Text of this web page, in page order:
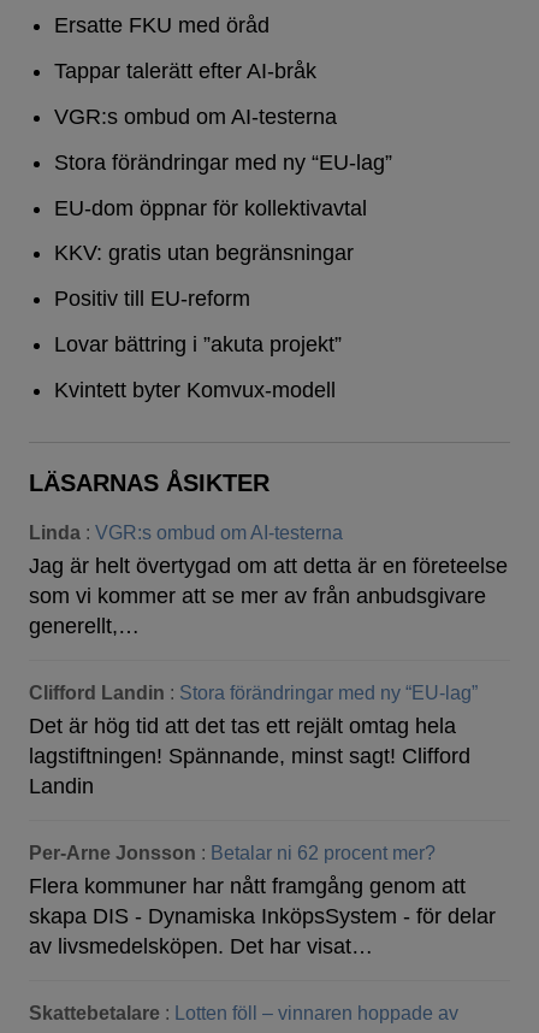
Ersatte FKU med öråd
Tappar talerätt efter AI-bråk
VGR:s ombud om AI-testerna
Stora förändringar med ny “EU-lag”
EU-dom öppnar för kollektivavtal
KKV: gratis utan begränsningar
Positiv till EU-reform
Lovar bättring i ”akuta projekt”
Kvintett byter Komvux-modell
LÄSARNAS ÅSIKTER
Linda : VGR:s ombud om AI-testerna
Jag är helt övertygad om att detta är en företeelse
som vi kommer att se mer av från anbudsgivare
generellt,…
Clifford Landin : Stora förändringar med ny “EU-lag”
Det är hög tid att det tas ett rejält omtag hela
lagstiftningen! Spännande, minst sagt! Clifford
Landin
Per-Arne Jonsson : Betalar ni 62 procent mer?
Flera kommuner har nått framgång genom att
skapa DIS - Dynamiska InköpsSystem - för delar
av livsmedelsköpen. Det har visat…
Skattebetalare : Lotten föll – vinnaren hoppade av